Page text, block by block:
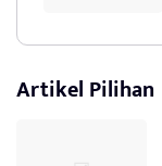
Artikel Pilihan